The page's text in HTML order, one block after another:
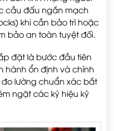
cầu đấu ngắn mạch
khi cần bảo trì hoặc
bảo an toàn tuyệt đối.
đặt là bước đầu tiên
hành ổn định và chính
lường chuẩn xác bắt
ngặt các ký hiệu kỹ